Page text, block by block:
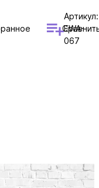
Артикул:
EWA-
067